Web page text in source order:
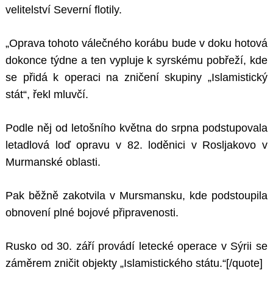
velitelství Severní flotily.
„Oprava tohoto válečného korábu bude v doku hotová
dokonce týdne a ten vypluje k syrskému pobřeží, kde
se přidá k operaci na zničení skupiny „Islamistický
stát“, řekl mluvčí.
Podle něj od letošního května do srpna podstupovala
letadlová loď opravu v 82. loděnici v Rosljakovo v
Murmanské oblasti.
Pak běžně zakotvila v Mursmansku, kde podstoupila
obnovení plné bojové připravenosti.
Rusko od 30. září provádí letecké operace v Sýrii se
záměrem zničit objekty „Islamistického státu.“[/quote]